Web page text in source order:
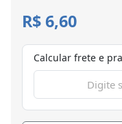
R$ 6,60
Calcular frete e